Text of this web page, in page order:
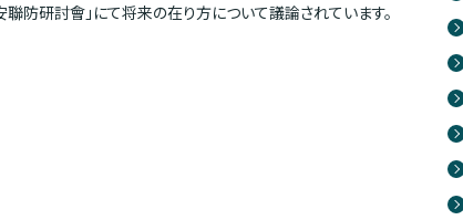
防研討會」にて将来の在り方について議論されています。